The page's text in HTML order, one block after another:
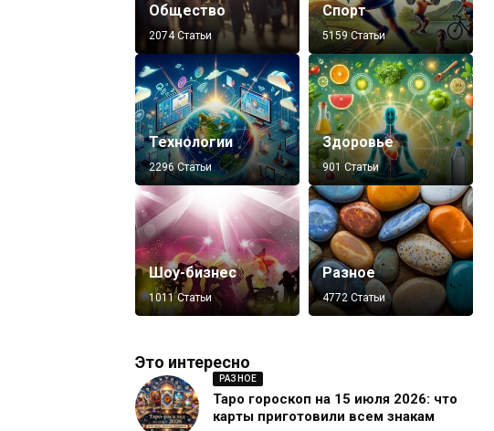
Общество
2074 Статьи
Спорт
5159 Статьи
Технологии
2296 Статьи
Здоровье
901 Статьи
Шоу-бизнес
1011 Статьи
Разное
4772 Статьи
Это интересно
РАЗНОЕ
Таро гороскоп на 15 июля 2026: что
карты приготовили всем знакам